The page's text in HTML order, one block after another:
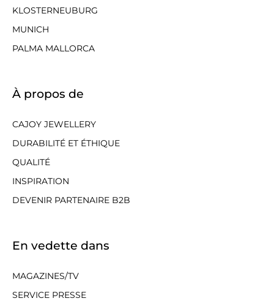
KLOSTERNEUBURG
MUNICH
PALMA MALLORCA
À propos de
CAJOY JEWELLERY
DURABILITÉ ET ÉTHIQUE
QUALITÉ
INSPIRATION
DEVENIR PARTENAIRE B2B
En vedette dans
MAGAZINES/TV
SERVICE PRESSE